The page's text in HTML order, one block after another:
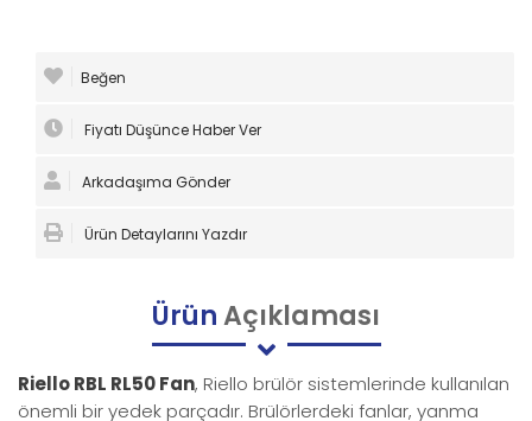
Beğen
Fiyatı Düşünce Haber Ver
Arkadaşıma Gönder
Ürün Detaylarını Yazdır
ÜrünAçıklaması
Riello RBL RL50 Fan, Riello brülör sistemlerinde kullanılan
önemli bir yedek parçadır. Brülörlerdeki fanlar, yanma